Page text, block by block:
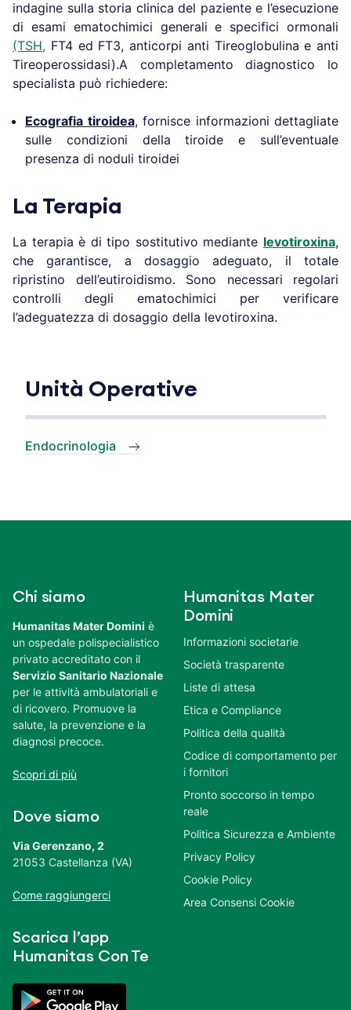
indagine sulla storia clinica del paziente e l’esecuzione
di esami ematochimici generali e specifici ormonali
(TSH, FT4 ed FT3, anticorpi anti Tireoglobulina e anti
Tireoperossidasi).A completamento diagnostico lo
specialista può richiedere:
Ecografia tiroidea, fornisce informazioni dettagliate
sulle condizioni della tiroide e sull’eventuale
presenza di noduli tiroidei
La Terapia
La terapia è di tipo sostitutivo mediante levotiroxina,
che garantisce, a dosaggio adeguato, il totale
ripristino dell’eutiroidismo. Sono necessari regolari
controlli degli ematochimici per verificare
l’adeguatezza di dosaggio della levotiroxina.
Unità Operative
Endocrinologia
Chi siamo
Humanitas Mater Domini è
un ospedale polispecialistico
privato accreditato con il
Servizio Sanitario Nazionale
per le attività ambulatoriali e
di ricovero. Promuove la
salute, la prevenzione e la
diagnosi precoce.
Scopri di più
Dove siamo
Via Gerenzano, 2
21053 Castellanza (VA)
Come raggiungerci
Scarica l’app
Humanitas Con Te
Humanitas Mater
Domini
Informazioni societarie
Società trasparente
Liste di attesa
Etica e Compliance
Politica della qualità
Codice di comportamento per
i fornitori
Pronto soccorso in tempo
reale
Politica Sicurezza e Ambiente
Privacy Policy
Cookie Policy
Area Consensi Cookie